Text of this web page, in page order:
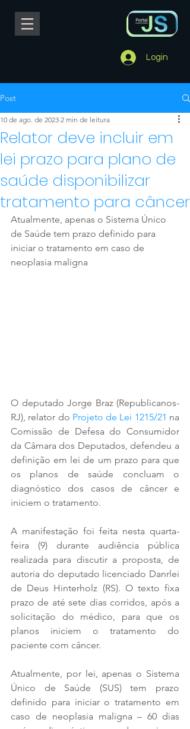
Login
Post
Relator deve incluir em
lei prazo para plano de
saúde disponibilizar
tratamento para câncer
10 de ago. de 2023 2 min de leitura
Atualmente, apenas o Sistema Único
de Saúde tem prazo definido para
iniciar o tratamento em caso de
neoplasia maligna
O deputado Jorge Braz (Republicanos-
RJ), relator do Projeto de Lei 1215/21 na
Comissão de Defesa do Consumidor
da Câmara dos Deputados, defendeu a
definição em lei de um prazo para que
os planos de saúde concluam o
diagnóstico dos casos de câncer e
iniciem o tratamento.
A manifestação foi feita nesta quarta-
feira (9) durante audiência pública
realizada para discutir a proposta, de
autoria do deputado licenciado Danrlei
de Deus Hinterholz (RS). O texto fixa
prazo de até sete dias corridos, após a
solicitação do médico, para que os
planos iniciem o tratamento do
paciente com câncer.
Atualmente, por lei, apenas o Sistema
Único de Saúde (SUS) tem prazo
definido para iniciar o tratamento em
caso de neoplasia maligna – 60 dias